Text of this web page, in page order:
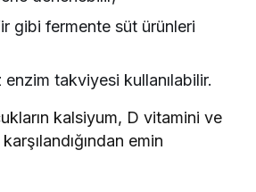
gibi fermente süt ürünleri
takviyesi kullanılabilir.
kalsiyum, D vitamini ve
emin